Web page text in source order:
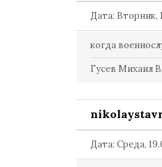
Дата: Вторник,
когда
Гусев Михаил
Дата: Среда,